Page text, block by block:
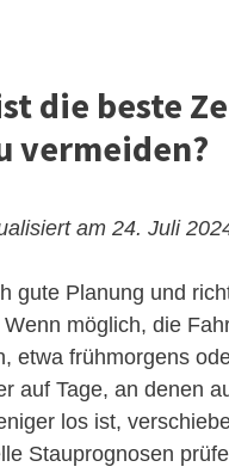
die beste
vermeiden?
am 24. Juli
gute Planung und
Wenn möglich, die
etwa frühmorgens
auf Tage, an denen
los ist,
Stauprognosen